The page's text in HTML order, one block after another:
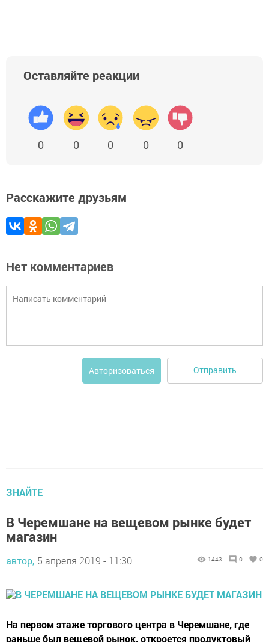
Оставляйте реакции
0 0 0 0 0
Расскажите друзьям
Нет комментариев
Авторизоваться Отправить
ЗНАЙТЕ
В Черемшане на вещевом рынке будет
магазин
автор, 5 апреля 2019 - 11:30 1443 0 0
На первом этаже торгового центра в Черемшане, где
раньше был вещевой рынок, откроется продуктовый